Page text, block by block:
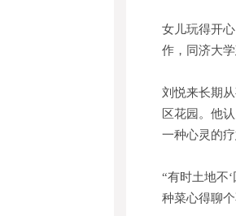
女儿玩得开
作，同济大
刘悦来长期
区花园。他
一种心灵的
“有时土地不
种菜心得聊